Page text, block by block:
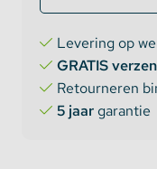
Levering op
GRATIS
Retourneren
5 jaargarantie